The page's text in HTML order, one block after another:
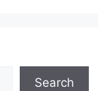
Search